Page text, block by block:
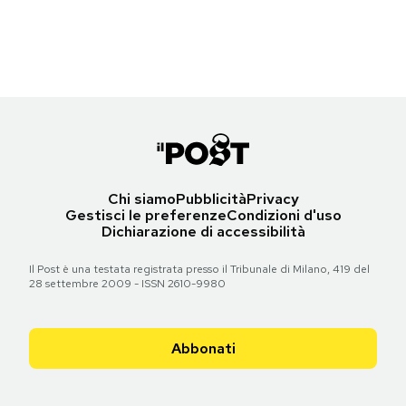
Chi siamoPubblicitàPrivacy
Gestisci le preferenzeCondizioni d'uso
Dichiarazione di accessibilità
Il Post è una testata registrata presso il Tribunale di Milano, 419 del
28 settembre 2009 - ISSN 2610-9980
Abbonati